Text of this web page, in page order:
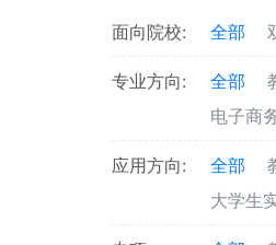
面向院校: 全部
专业方向: 全部
电子商
应用方向: 全部
大学生